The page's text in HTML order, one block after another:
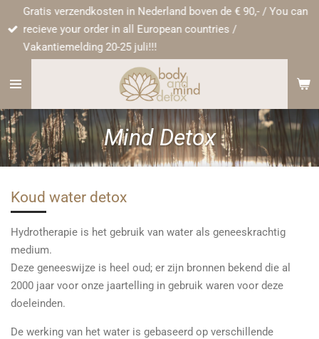
direct
naar
hoofdinhoud
Gratis verzendkosten in Nederland boven de € 90,- / You can
recieve your order in all European countries /
Vakantiemelding 20-25 juli!!!
Mind Detox
Koud water detox
Hydrotherapie is het gebruik van water als geneeskrachtig
medium.
Deze geneeswijze is heel oud; er zijn bronnen bekend die al
2000 jaar voor onze jaartelling in gebruik waren voor deze
doeleinden.
De werking van het water is gebaseerd op verschillende